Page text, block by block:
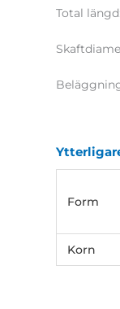
Total
Form
Korn